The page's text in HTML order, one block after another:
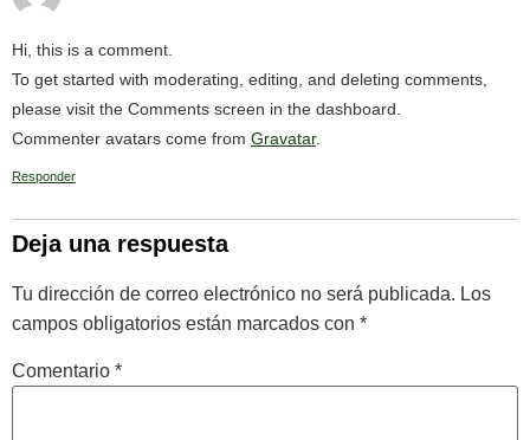
Hi, this is a comment.
To get started with moderating, editing, and deleting comments,
please visit the Comments screen in the dashboard.
Commenter avatars come from Gravatar.
Responder
Deja una respuesta
Tu dirección de correo electrónico no será publicada. Los
campos obligatorios están marcados con *
Comentario *